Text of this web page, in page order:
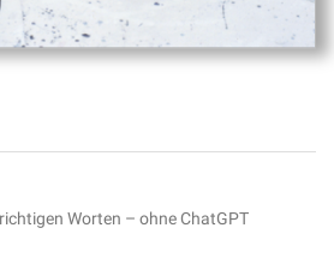
Worten – ohne ChatGPT